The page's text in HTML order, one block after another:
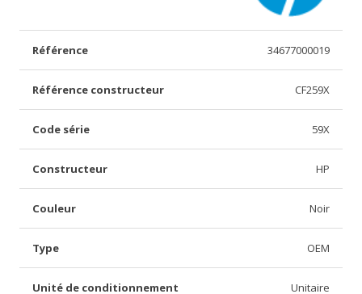
Référence 34677000019
Référence constructeur CF259X
Code série 59X
Constructeur HP
Couleur Noir
Type OEM
Unité de conditionnement Unitaire